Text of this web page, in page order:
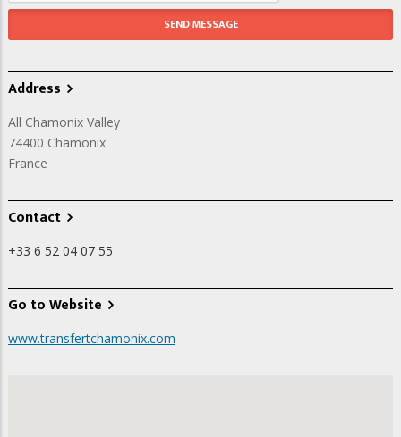
Address
All Chamonix Valley
74400 Chamonix
France
Contact
+33 6 52 04 07 55
Go to Website
www.transfertchamonix.com